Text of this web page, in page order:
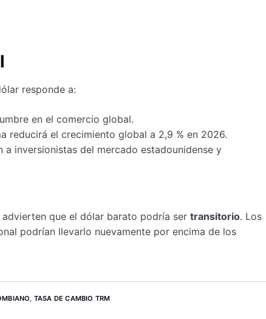
responde a:
en el comercio global.
reducirá el crecimiento global a 2,9 % en 2026.
a inversionistas del mercado estadounidense y
que el dólar barato podría ser transitorio. Los
podrían llevarlo nuevamente por encima de los
, TASA DE CAMBIO TRM